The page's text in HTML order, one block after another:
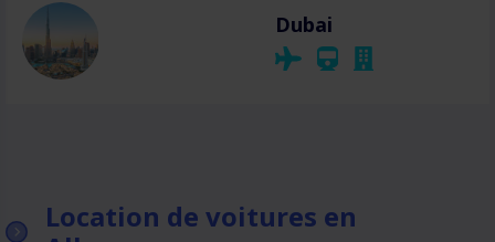
Dubai
Location de voitures en